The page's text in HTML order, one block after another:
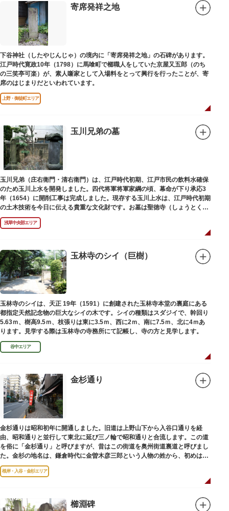
寄席発祥之地
下谷神社（したやじんじゃ）の境内に「寄席発祥之地」の石碑があります。
江戸時代寛政10年（1798）に馬喰町で櫛職人をしていた京屋又五郎（のち
の三笑亭可楽）が、素人噺家として入場料をとって興行を行ったことが、寄
席のはじまりだといわれています。
上野・御徒町エリア
玉川兄弟の墓
玉川兄弟（庄右衛門・清右衛門）は、江戸時代初期、江戸市民の飲料水確保
のため玉川上水を開発しました。四代将軍将軍家綱の頃、幕命が下り承応3
年（1654）に開削工事は完成しました。現存する玉川上水は、江戸時代初期
の土木技術を今日に伝える貴重な文化財です。お墓は聖徳寺（しょうとく
じ）にあります。
浅草中央部エリア
玉林寺のシイ（巨樹）
玉林寺のシイは、天正 19年（1591）に創建された玉林寺本堂の裏庭にある
都指定天然記念物の巨大なシイの木です。シイの種類はスダジイで、幹回り
5.63ｍ、樹高9.5ｍ、枝張りは東に3.5ｍ、西に2ｍ、南に7.5ｍ、北に4ｍあ
ります。見学する際は玉林寺の寺務所にて記帳し、寺の方と見学します。
谷中エリア
金杉通り
金杉通りは昭和初年に開通しました。旧道は上野山下から入谷口通りを経
由、昭和通りと並行して東北に延び三ノ輪で昭和通りと合流します。この道
を俗に「金杉通り」と呼びますが、昔はこの街道を奥州街道裏道と呼びまし
た。金杉の地名は、鎌倉時代に金曽木彦三郎という人物の姓から、初めは金
曽木、それが金杉に変わったものとされています。
根岸・入谷・金杉エリア
櫛淵碑